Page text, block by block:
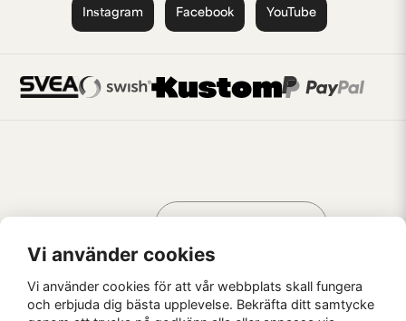
Instagram Facebook YouTube
AV KREATÖRER
Vi använder cookies
Vi använder cookies för att vår webbplats skall fungera
och erbjuda dig bästa upplevelse. Bekräfta ditt samtycke